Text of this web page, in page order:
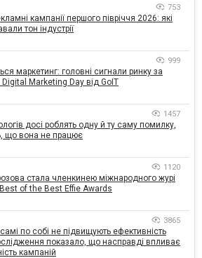
753
кампанії першого півріччя 2026: які
тон індустрії
999
маркетинг: головні сигнали ринку за
Marketing Day від GoIT
1457
досі роблять одну й ту саму помилку,
що вона не працює
1120
стала членкинею міжнародного журі
of the Best Effie Awards
3865
по собі не підвищують ефективність
показало, що насправді впливає
кампаній